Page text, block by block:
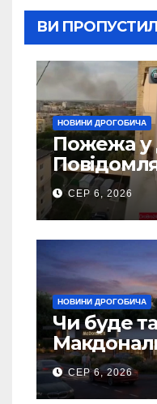
ВИ
НОВИНИ ДРОГОБИЧА
Пожежа у
5 гаражів
СЕР 6, 2026
НОВИНИ ДРОГОБИЧА
Чи буде
СЕР 6, 2026